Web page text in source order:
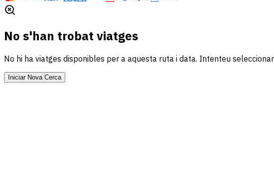
No s'han trobat viatges
No hi ha viatges disponibles per a aquesta ruta i data. Intenteu
Iniciar Nova Cerca